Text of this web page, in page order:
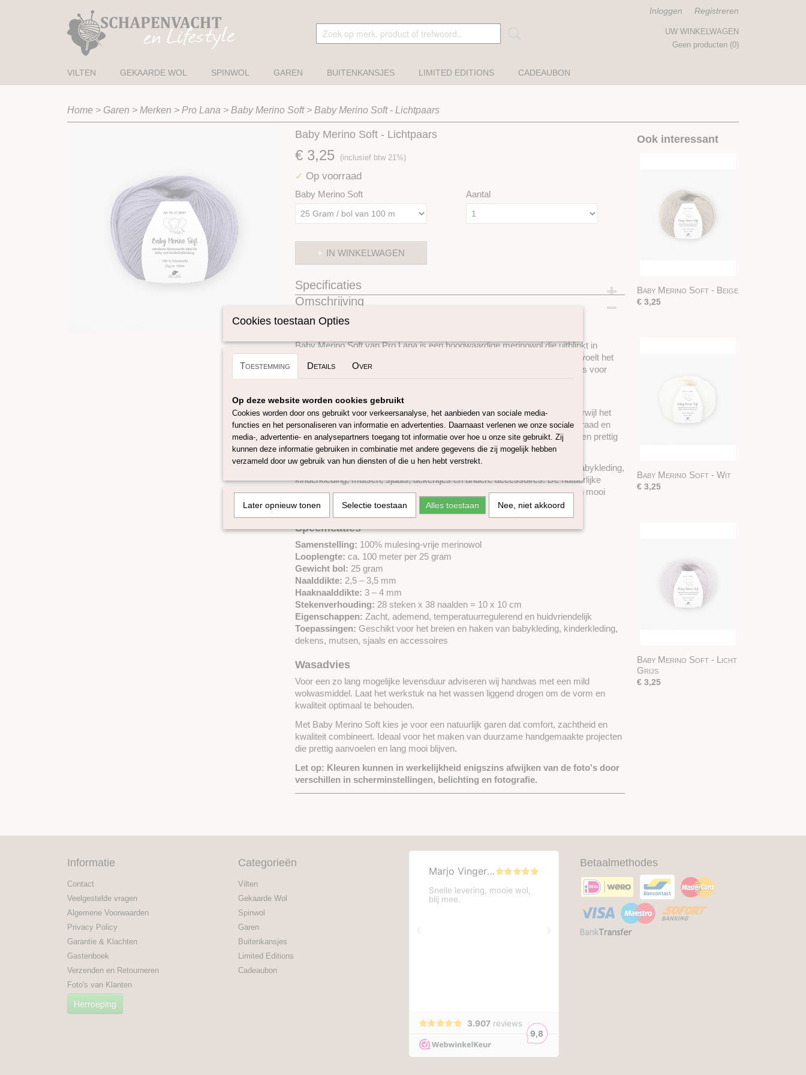
Inloggen Registreren
UW WINKELWAGEN
Geen producten (0)
VILTEN GEKAARDE WOL SPINWOL GAREN BUITENKANSJES LIMITED EDITIONS CADEAUBON
Home > Garen > Merken > Pro Lana > Baby Merino Soft> Baby Merino Soft - Lichtpaars
Baby Merino Soft - Lichtpaars
€ 3,25 (inclusief btw 21%)
✓ Op voorraad
Baby Merino Soft Aantal
IN WINKELWAGEN
Specificaties
Productcode
Omschrijving
100% mulesing-vrije merinowol
Baby Merino Soft van Pro Lana is een hoogwaardige merinowol die uitblinkt in
zachtheid en draagcomfort. Dankzij de fijne, mulesing-vrije merinovezels voelt het
garen aangenaam zacht aan op de huid, waardoor het bijzonder geschikt is voor
baby's, kinderen en iedereen die gevoelig is voor kriebelende wol.
Merinowol staat bekend om haar ademende en temperatuurregulerende
eigenschappen. Hierdoor biedt het garen warmte tijdens koelere dagen, terwijl het
tegelijkertijd comfortabel blijft wanneer de temperatuur stijgt. De soepele draad en
gelijkmatige structuur zorgen voor een mooi steekbeeld en maken het garen prettig
om mee te breien of haken.
Baby Merino Soft is een veelzijdig garen dat uitstekend geschikt is voor babykleding,
kinderkleding, mutsen, sjaals, dekentjes en andere accessoires. De natuurlijke
elasticiteit van merinowol draagt bij aan een comfortabele pasvorm en een mooi
eindresultaat.
Specificaties
Samenstelling: 100% mulesing-vrije merinowol
Looplengte: ca. 100 meter per 25 gram
Gewicht bol: 25 gram
Naalddikte: 2,5 – 3,5 mm
Haaknaalddikte: 3 – 4 mm
Stekenverhouding: 28 steken x 38 naalden = 10 x 10 cm
Eigenschappen: Zacht, ademend, temperatuurregulerend en huidvriendelijk
Toepassingen: Geschikt voor het breien en haken van babykleding, kinderkleding,
dekens, mutsen, sjaals en accessoires
Wasadvies
Voor een zo lang mogelijke levensduur adviseren wij handwas met een mild
wolwasmiddel. Laat het werkstuk na het wassen liggend drogen om de vorm en
kwaliteit optimaal te behouden.
Met Baby Merino Soft kies je voor een natuurlijk garen dat comfort, zachtheid en
kwaliteit combineert. Ideaal voor het maken van duurzame handgemaakte projecten
die prettig aanvoelen en lang mooi blijven.
Let op: Kleuren kunnen in werkelijkheid enigszins afwijken van de foto's door
verschillen in scherminstellingen, belichting en fotografie.
Ook interessant
Baby Merino Soft - Beige
€ 3,25
Baby Merino Soft - Wit
€ 3,25
Baby Merino Soft - Licht
Grijs
€ 3,25
Informatie
Contact
Veelgestelde vragen
Algemene Voorwaarden
Privacy Policy
Garantie & Klachten
Gastenboek
Verzenden en Retourneren
Foto's van Klanten
Herroeping
Categorieën
Vilten
Gekaarde Wol
Spinwol
Garen
Buitenkansjes
Limited Editions
Cadeaubon
Betaalmethodes
Cookies toestaan Opties
Toestemming Details Over
Op deze website worden cookies gebruikt
Cookies worden door ons gebruikt voor verkeersanalyse, het aanbieden van sociale media-
functies en het personaliseren van informatie en advertenties. Daarnaast verlenen we onze sociale
media-, advertentie- en analysepartners toegang tot informatie over hoe u onze site gebruikt. Zij
kunnen deze informatie gebruiken in combinatie met andere gegevens die zij mogelijk hebben
verzameld door uw gebruik van hun diensten of die u hen hebt verstrekt.
Later opnieuw tonen Selectie toestaan Alles toestaan Nee, niet akkoord